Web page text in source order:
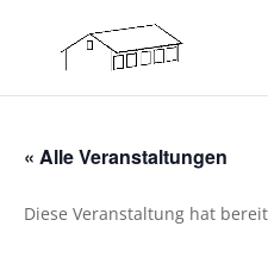
« Alle Veranstaltungen
Diese Veranstaltung hat